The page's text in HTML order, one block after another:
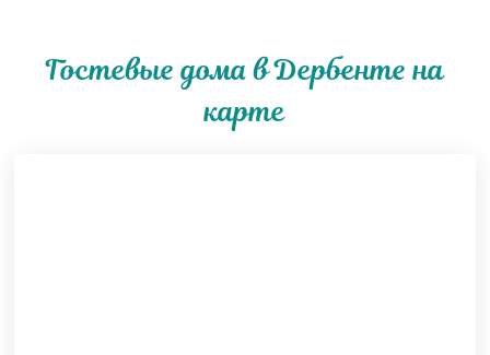
Гостевые дома в Дербенте на
карте